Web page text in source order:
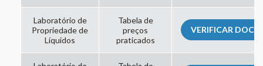
Laboratório de
Propriedade de
Líquidos
Tabela de
preços
praticados
VERIFICAR